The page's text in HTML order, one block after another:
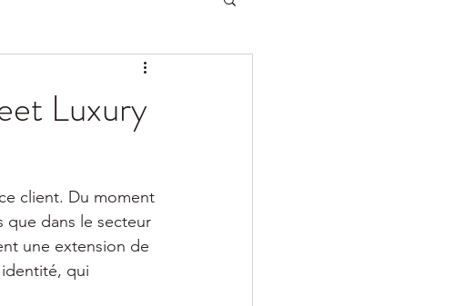
Luxury
client. Du moment
que dans le secteur
une extension de
qui